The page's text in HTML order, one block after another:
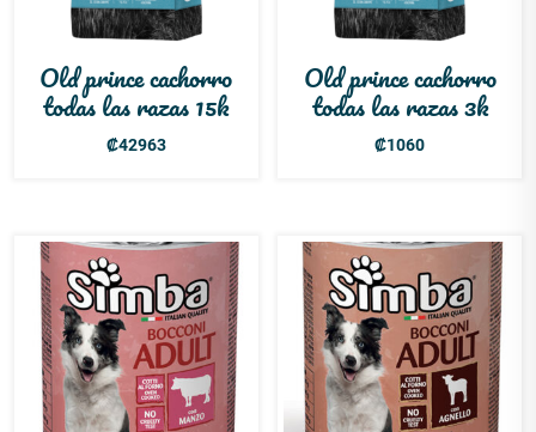
Old prince cachorro
todas las razas 15k
₡42963
Old prince cachorro
todas las razas 3k
₡1060